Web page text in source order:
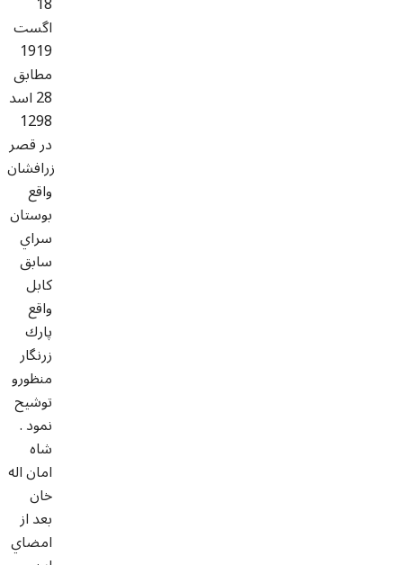
اگست
1919
مطابق
28 اسد
1298
در قصر
زرافشان
واقع
بوستان
سراي
سابق
كابل
واقع
پارك
زرنگار
منظورو
توشیح
نمود .
شاه
امان اله
خان
بعد از
امضاي